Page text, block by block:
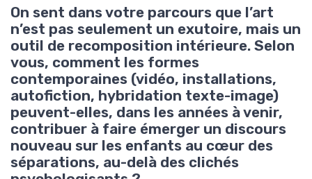
On sent dans votre parcours que l’art
n’est pas seulement un exutoire, mais un
outil de recomposition intérieure. Selon
vous, comment les formes
contemporaines (vidéo, installations,
autofiction, hybridation texte-image)
peuvent-elles, dans les années à venir,
contribuer à faire émerger un discours
nouveau sur les enfants au cœur des
séparations, au-delà des clichés